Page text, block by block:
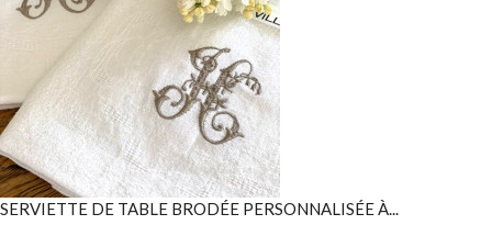
SERVIETTE DE TABLE BRODÉE PERSONNALISÉE À...